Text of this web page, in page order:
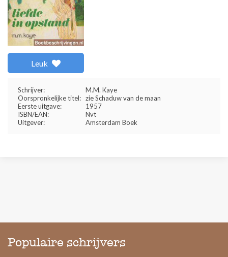
Leuk
Schrijver:
M.M. Kaye
Oorspronkelijke titel: zie Schaduw van de maan
Eerste uitgave:
1957
ISBN/EAN:
Nvt
Uitgever:
Amsterdam Boek
Populaire schrijvers